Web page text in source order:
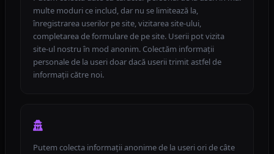
multe moduri ce includ, dar nu se limitează la,
înregistrarea userilor pe site, vizitarea site-ului,
completarea de formulare de pe site. Userii pot vizita
site-ul nostru în mod anonim. Colectăm informații
personale de la useri doar dacă userii trimit astfel de
informații către noi.
Putem colecta informații anonime de la useri ori de câte